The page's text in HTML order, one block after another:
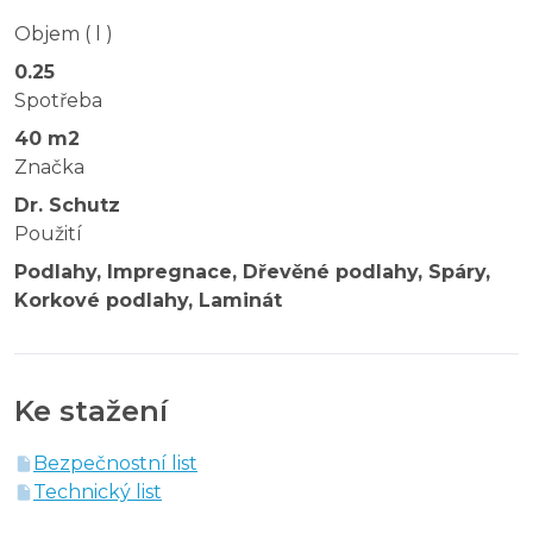
Objem ( l )
0.25
Spotřeba
40 m2
Značka
Dr. Schutz
Použití
Podlahy, Impregnace, Dřevěné podlahy, Spáry,
Korkové podlahy, Laminát
Ke stažení
Bezpečnostní list
Technický list